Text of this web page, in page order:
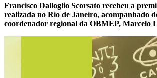
Francisco Dalloglio Scorsato recebeu a
realizada no Rio de Janeiro, acompanhado
coordenador regional da OBMEP, Marcelo